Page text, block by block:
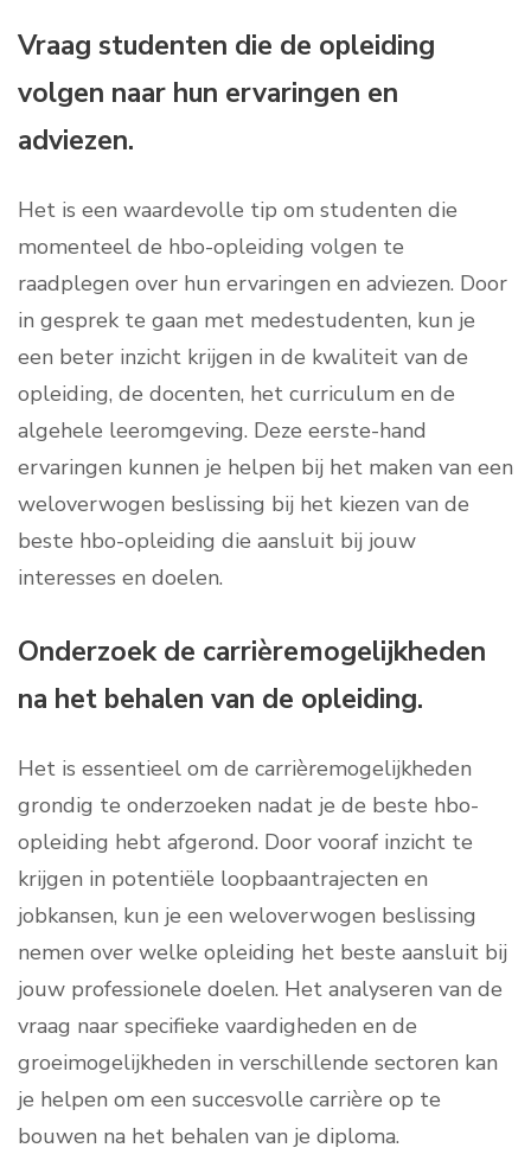
Vraag studenten die de opleiding
volgen naar hun ervaringen en
adviezen.
Het is een waardevolle tip om studenten die
momenteel de hbo-opleiding volgen te
raadplegen over hun ervaringen en adviezen. Door
in gesprek te gaan met medestudenten, kun je
een beter inzicht krijgen in de kwaliteit van de
opleiding, de docenten, het curriculum en de
algehele leeromgeving. Deze eerste-hand
ervaringen kunnen je helpen bij het maken van een
weloverwogen beslissing bij het kiezen van de
beste hbo-opleiding die aansluit bij jouw
interesses en doelen.
Onderzoek de carrièremogelijkheden
na het behalen van de opleiding.
Het is essentieel om de carrièremogelijkheden
grondig te onderzoeken nadat je de beste hbo-
opleiding hebt afgerond. Door vooraf inzicht te
krijgen in potentiële loopbaantrajecten en
jobkansen, kun je een weloverwogen beslissing
nemen over welke opleiding het beste aansluit bij
jouw professionele doelen. Het analyseren van de
vraag naar specifieke vaardigheden en de
groeimogelijkheden in verschillende sectoren kan
je helpen om een succesvolle carrière op te
bouwen na het behalen van je diploma.